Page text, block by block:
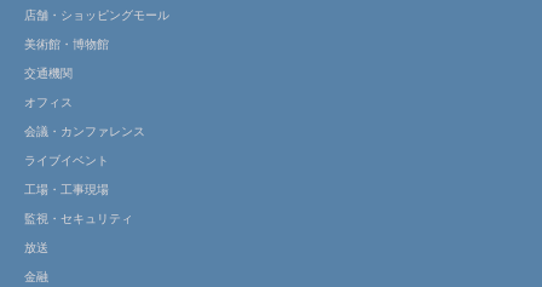
店舗・ショッピングモール
美術館・博物館
交通機関
オフィス
会議・カンファレンス
ライブイベント
工場・工事現場
監視・セキュリティ
放送
金融